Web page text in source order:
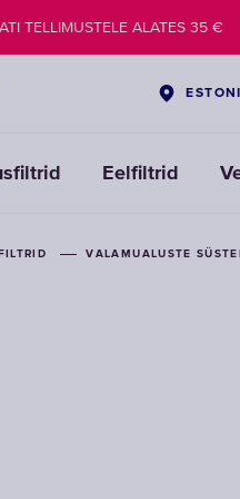
Eelfiltrid
TELLIMUSTELE ALATES 35 €
VALAMUALUSTE
VALAMUALUSTE